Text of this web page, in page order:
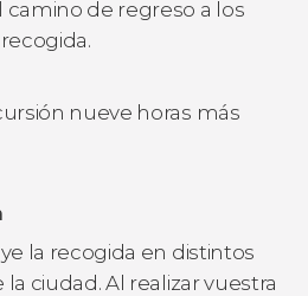
de regreso a los
nueve horas más
la recogida en distintos
ciudad. Al realizar vuestra